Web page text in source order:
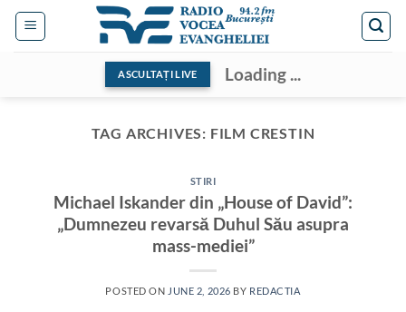
Skip
ASCULTAȚI LIVE Loading ...
TAG ARCHIVES: FILM CRESTIN
STIRI
Michael Iskander din „House of David”:
„Dumnezeu revarsă Duhul Său asupra
mass-mediei”
POSTED ON JUNE 2, 2026 BY REDACTIA